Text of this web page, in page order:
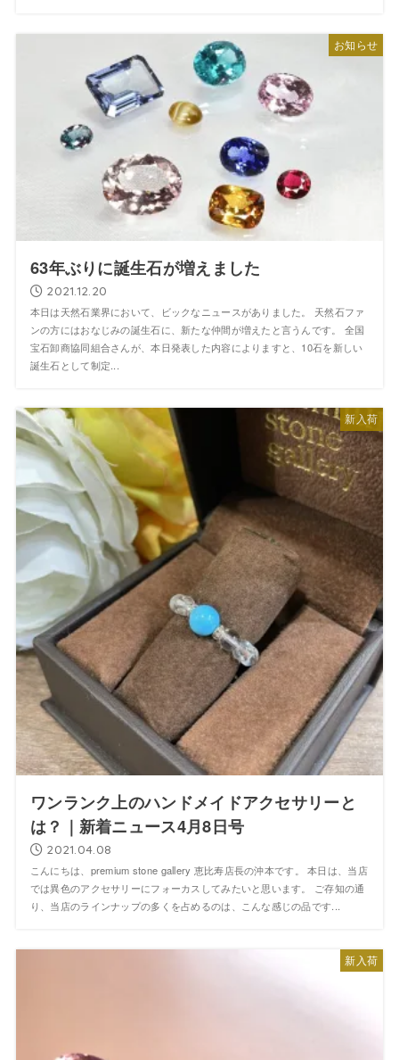
お知らせ
63年ぶりに誕生石が増えました
2021.12.20
本日は天然石業界において、ビックなニュースがありました。 天然石ファ
ンの方にはおなじみの誕生石に、新たな仲間が増えたと言うんです。 全国
宝石卸商協同組合さんが、本日発表した内容によりますと、10石を新しい
誕生石として制定...
新入荷
ワンランク上のハンドメイドアクセサリーと
は？｜新着ニュース4月8日号
2021.04.08
こんにちは、premium stone gallery 恵比寿店長の沖本です。 本日は、当店
では異色のアクセサリーにフォーカスしてみたいと思います。 ご存知の通
り、当店のラインナップの多くを占めるのは、こんな感じの品です...
新入荷